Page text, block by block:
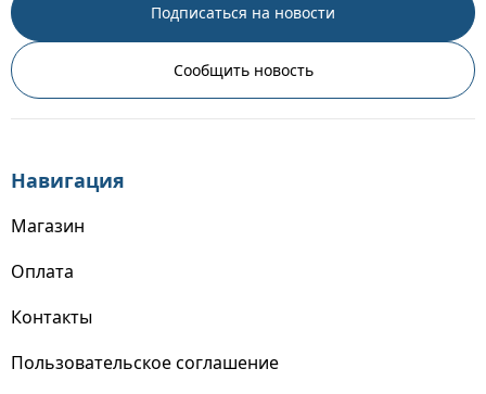
Подписаться на новости
Сообщить новость
Навигация
Магазин
Оплата
Контакты
Пользовательское соглашение